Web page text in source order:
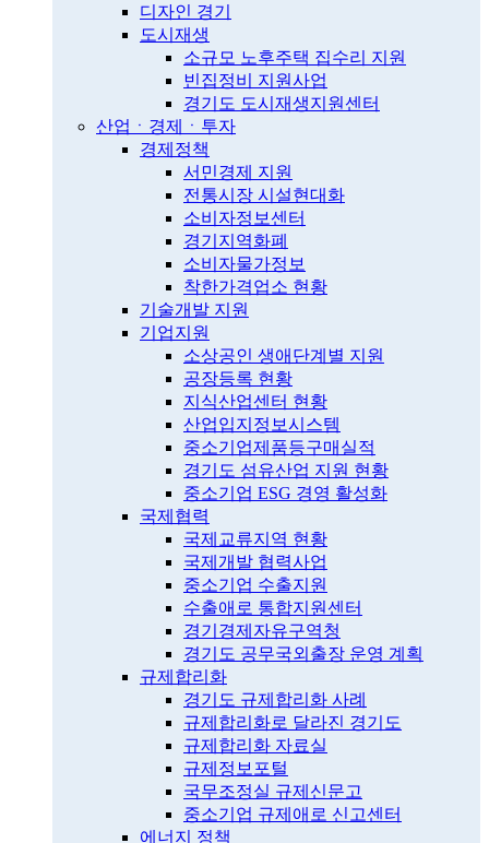
디자인 경기
도시재생
소규모 노후주택 집수리 지원
빈집정비 지원사업
경기도 도시재생지원센터
산업ㆍ경제ㆍ투자
경제정책
서민경제 지원
전통시장 시설현대화
소비자정보센터
경기지역화폐
소비자물가정보
착한가격업소 현황
기술개발 지원
기업지원
소상공인 생애단계별 지원
공장등록 현황
지식산업센터 현황
산업입지정보시스템
중소기업제품등구매실적
경기도 섬유산업 지원 현황
중소기업 ESG 경영 활성화
국제협력
국제교류지역 현황
국제개발 협력사업
중소기업 수출지원
수출애로 통합지원센터
경기경제자유구역청
경기도 공무국외출장 운영 계획
규제합리화
경기도 규제합리화 사례
규제합리화로 달라진 경기도
규제합리화 자료실
규제정보포털
국무조정실 규제신문고
중소기업 규제애로 신고센터
에너지 정책